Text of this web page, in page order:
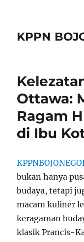
KPPN
Ottawa:
Ragam
di Ibu
bukan hanya
budaya, tetapi
macam kuliner
keragaman
klasik Prancis-